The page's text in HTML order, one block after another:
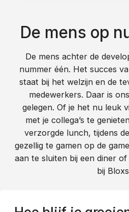
De mens op
De mens achter de
nummer één. Het succes
staat bij het welzijn en de
medewerkers. Daar is
gelegen. Of je het nu leuk
met je collega’s te
verzorgde lunch, tijdens
gezellig te gamen op de
aan te sluiten bij een diner
bij